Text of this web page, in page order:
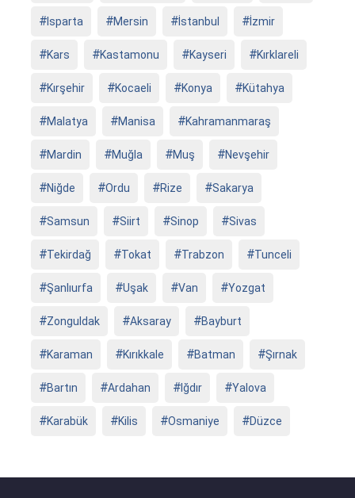
Isparta Mersin İstanbul İzmir
Kars Kastamonu Kayseri Kırklareli
Kırşehir Kocaeli Konya Kütahya
Malatya Manisa Kahramanmaraş
Mardin Muğla Muş Nevşehir
Niğde Ordu Rize Sakarya
Samsun Siirt Sinop Sivas
Tekirdağ Tokat Trabzon Tunceli
Şanlıurfa Uşak Van Yozgat
Zonguldak Aksaray Bayburt
Karaman Kırıkkale Batman Şırnak
Bartın Ardahan Iğdır Yalova
Karabük Kilis Osmaniye Düzce